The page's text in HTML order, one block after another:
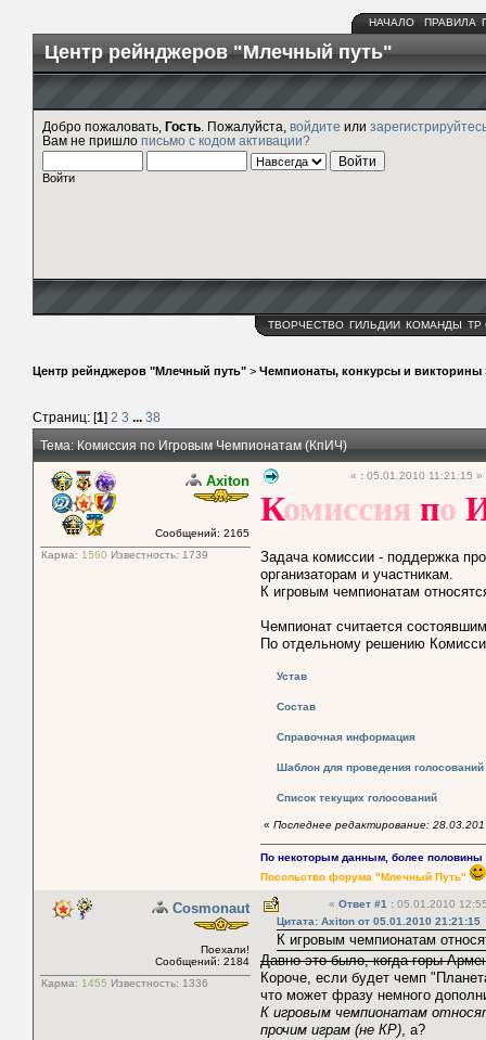
НАЧАЛО ПРАВИЛА
Центр рейнджеров "Млечный путь"
Добро пожаловать, Гость . Пожалуйста, войдите или
Вам не пришло письмо с кодом активации?
Войти
ТВОРЧЕСТВО ГИЛЬДИИ КОМАНДЫ ТР
Центр рейнджеров "Млечный путь" > Чемпионаты, конкурсы и викторины
Страниц: [1] 2 3 ... 38
Тема: Комиссия по Игровым Чемпионатам (КпИЧ)
Axiton
Сообщений: 2165
Карма: 1560 Известность: 1739
« : 05.01.2010 11:21:15 »
Комиссия по
Задача комиссии - поддержка
организаторам и участникам.
К игровым чемпионатам
Чемпионат считается
По отдельному решению
Устав
Состав
Справочная информация
Шаблон для проведения голосований
Список текущих голосований
« Последнее редактирование:
По некоторым данным, более половины
Посольство форума "Млечный Путь"
Cosmonaut
Поехали!
Сообщений: 2184
Карма: 1455 Известность: 1336
« Ответ #1 : 05.01.2010
Цитата: Axiton от 05.01.2010 21:21:15
К игровым чемпионатам
Давно это было, когда горы
Короче, если будет чемп
что может фразу немного
К игровым чемпионатам
прочим играм (не КР), а?